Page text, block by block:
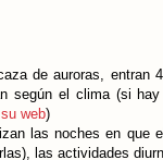
de auroras, entran
según el clima (si
web)
las noches en que
las actividades